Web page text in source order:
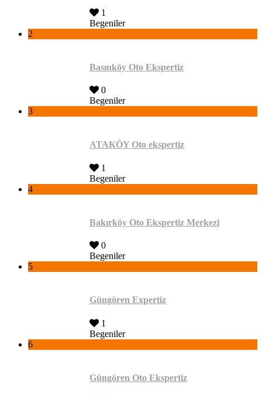
1
Begeniler
2
Basınköy Oto Ekspertiz
0
Begeniler
3
ATAKÖY Oto ekspertiz
1
Begeniler
4
Bakırköy Oto Ekspertiz Merkezi
0
Begeniler
5
Güngören Expertiz
1
Begeniler
6
Güngören Oto Ekspertiz